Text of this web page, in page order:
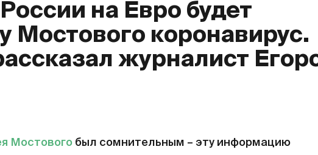
на Евро будет
Мостового коронавирус.
журналист
Мостового был сомнительным – эту информацию